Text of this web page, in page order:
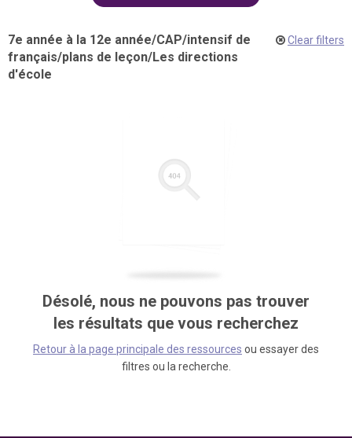
7e année à la 12e année/CAP/intensif de
français/plans de leçon/Les directions
d'école
Clear filters
Désolé, nous ne pouvons pas trouver
les résultats que vous recherchez
Retour à la page principale des ressources ou essayer des
filtres ou la recherche.